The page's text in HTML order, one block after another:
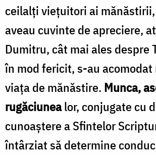
ceilalţi vieţuitori ai
aveau cuvinte de apreciere,
Dumitru, cât mai ales despre
în mod fericit, s-au acomodat
viaţa de mănăstire. Munca,
rugăciunealor, conjugate cu
cunoaştere a Sfintelor
întârziat să determine